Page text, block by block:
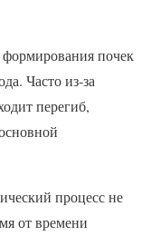
почек
Часто из-за
перегиб,
процесс не
от времени